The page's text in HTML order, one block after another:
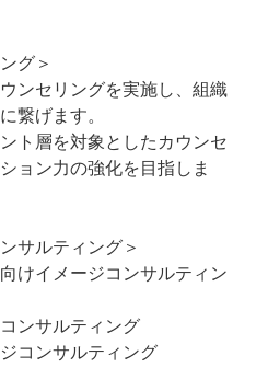
グ＞
ンセリングを実施し、組織
繋げます。
ト層を対象としたカウンセ
ョン力の強化を目指しま
サルティング＞
けイメージコンサルティン
ンサルティング
コンサルティング